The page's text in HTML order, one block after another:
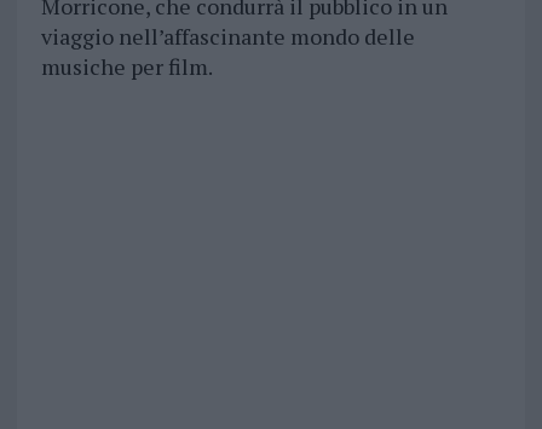
Morricone, che condurrà il pubblico in un
viaggio nell’affascinante mondo delle
musiche per film.